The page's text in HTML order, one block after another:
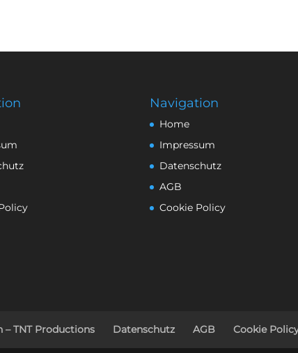
Navigation
Home
Impressum
Datenschutz
AGB
Cookie Policy
TNT Productions Datenschutz AGB Cookie